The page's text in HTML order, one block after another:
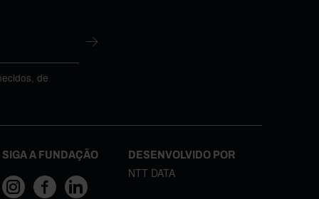
de
SIGA A FUNDAÇÃO DESENVOLVIDO POR
NTT DATA